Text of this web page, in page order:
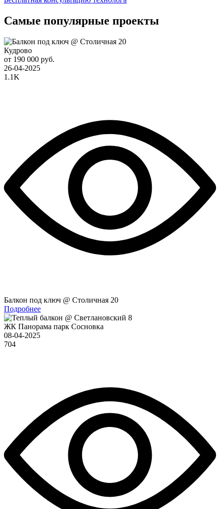
Самые популярные проекты
Кудрово
от 190 000 руб.
26-04-2025
1.1K
Балкон под ключ @ Столичная 20
Подробнее
ЖК Панорама парк Сосновка
08-04-2025
704